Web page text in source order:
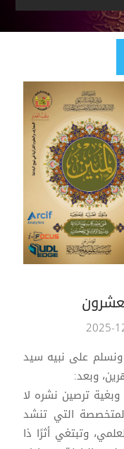
على نبيه سيد
وبعد:
ترصين نشره لا
التي تنشد
وتبتغي أثرًا ذا